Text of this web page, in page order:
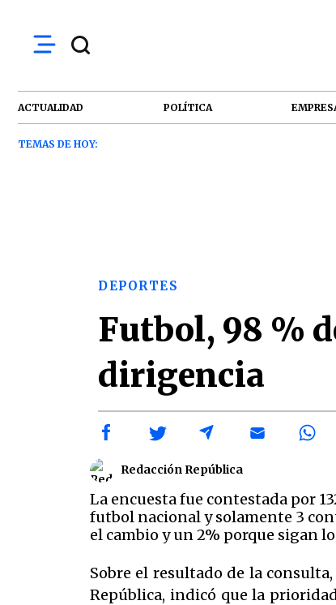
ACTUALIDAD POLÍTICA
TEMAS DE HOY:
DEPORTES
Futbol, 98 %
dirigencia
Redacción República
La encuesta fue contestada por
futbol nacional y solamente 3
el cambio y un 2% porque sigan
Sobre el resultado de la
República, indicó que la